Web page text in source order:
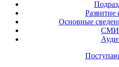
Развитие
Основные
СМИ